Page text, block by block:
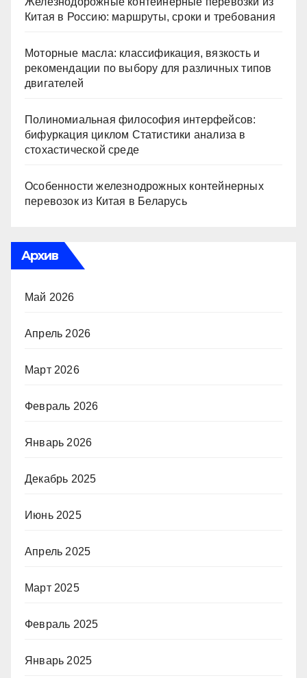
Китая в Россию: маршруты, сроки и требования
Моторные масла: классификация, вязкость и
рекомендации по выбору для различных типов
двигателей
Полиномиальная философия интерфейсов:
бифуркация циклом Статистики анализа в
стохастической среде
Особенности железнодрожных контейнерных
перевозок из Китая в Беларусь
Архив
Май 2026
Апрель 2026
Март 2026
Февраль 2026
Январь 2026
Декабрь 2025
Июнь 2025
Апрель 2025
Март 2025
Февраль 2025
Январь 2025